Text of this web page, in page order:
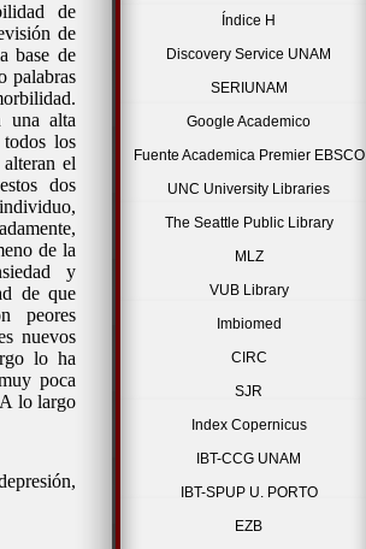
de
de
base de
palabras
una alta
los
el
dos
de la
y
de que
peores
nuevos
lo ha
poca
lo largo
Índice H
Discovery Service UNAM
SERIUNAM
Google Academico
Fuente Academica Premier EBSCO
UNC University Libraries
The Seattle Public Library
MLZ
VUB Library
Imbiomed
CIRC
SJR
Index Copernicus
IBT-CCG UNAM
IBT-SPUP U. PORTO
EZB